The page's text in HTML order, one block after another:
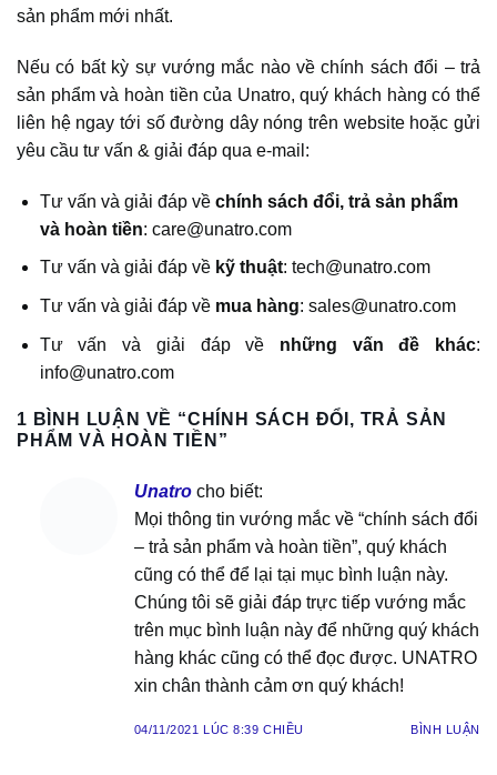
sản phẩm mới nhất.
Nếu có bất kỳ sự vướng mắc nào về chính sách đổi – trả
sản phẩm và hoàn tiền của Unatro, quý khách hàng có thể
liên hệ ngay tới số đường dây nóng trên website hoặc gửi
yêu cầu tư vấn & giải đáp qua e-mail:
Tư vấn và giải đáp về chính sách đổi, trả sản phẩm
và hoàn tiền: care@unatro.com
Tư vấn và giải đáp về kỹ thuật: tech@unatro.com
Tư vấn và giải đáp về mua hàng: sales@unatro.com
Tư vấn và giải đáp về những vấn đề khác:
info@unatro.com
1 BÌNH LUẬN VỀ “CHÍNH SÁCH ĐỔI, TRẢ SẢN
PHẨM VÀ HOÀN TIỀN ”
Unatro cho biết:
Mọi thông tin vướng mắc về “chính sách đổi
– trả sản phẩm và hoàn tiền”, quý khách
cũng có thể để lại tại mục bình luận này.
Chúng tôi sẽ giải đáp trực tiếp vướng mắc
trên mục bình luận này để những quý khách
hàng khác cũng có thể đọc được. UNATRO
xin chân thành cảm ơn quý khách!
04/11/2021 LÚC 8:39 CHIỀU BÌNH LUẬN